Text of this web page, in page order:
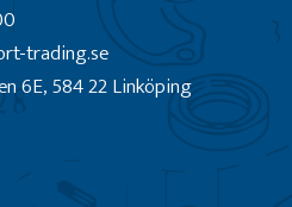
trading.se
6E, 584 22 Linköping